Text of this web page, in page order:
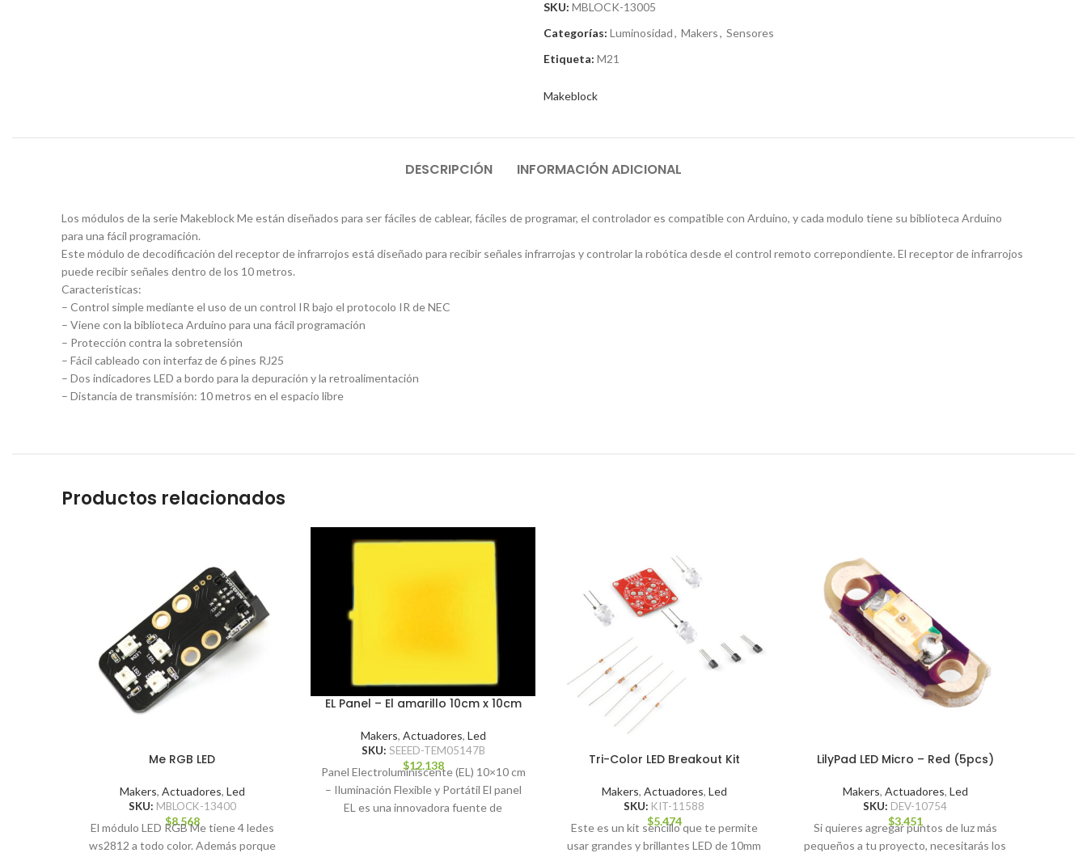
SKU: MBLOCK-13005
Categorías: Luminosidad, Makers, Sensores
Etiqueta: M21
Makeblock
DESCRIPCIÓN INFORMACIÓN ADICIONAL
Los módulos de la serie Makeblock Me están diseñados para ser fáciles de cablear, fáciles de programar, el controlador es compatible con Arduino, y cada modulo tiene su biblioteca Arduino
para una fácil programación.
Este módulo de decodificación del receptor de infrarrojos está diseñado para recibir señales infrarrojas y controlar la robótica desde el control remoto correpondiente. El receptor de infrarrojos
puede recibir señales dentro de los 10 metros.
Caracteristicas:
– Control simple mediante el uso de un control IR bajo el protocolo IR de NEC
– Viene con la biblioteca Arduino para una fácil programación
– Protección contra la sobretensión
– Fácil cableado con interfaz de 6 pines RJ25
– Dos indicadores LED a bordo para la depuración y la retroalimentación
– Distancia de transmisión: 10 metros en el espacio libre
Productos relacionados
Me RGB LED
Makers, Actuadores, Led
SKU: MBLOCK-13400
$8.568
El módulo LED RGB Me tiene 4 ledes
ws2812 a todo color. Además porque
EL Panel – El amarillo 10cm x 10cm
Makers, Actuadores, Led
SKU: SEEED-TEM05147B
$12.138
Panel Electroluminiscente (EL) 10×10 cm
– Iluminación Flexible y Portátil El panel
EL es una innovadora fuente de
Tri-Color LED Breakout Kit
Makers, Actuadores, Led
SKU: KIT-11588
$5.474
Este es un kit sencillo que te permite
usar grandes y brillantes LED de 10mm
LilyPad LED Micro – Red (5pcs)
Makers, Actuadores, Led
SKU: DEV-10754
$3.451
Si quieres agregar puntos de luz más
pequeños a tu proyecto, necesitarás los